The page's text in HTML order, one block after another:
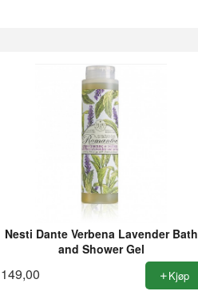
Nesti Dante Verbena Lavender Bath
and Shower Gel
149,00 Kjøp